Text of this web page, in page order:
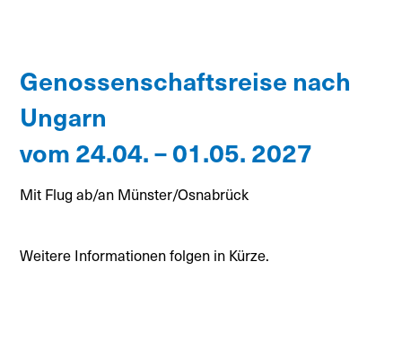
Genossenschaftsreise nach
Ungarn
vom 24.04. – 01.05. 2027
Mit Flug ab/an Münster/Osnabrück
Weitere Informationen folgen in Kürze.